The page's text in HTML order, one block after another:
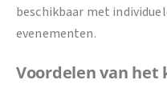
beschikbaar met
evenementen.
Voordelen van het